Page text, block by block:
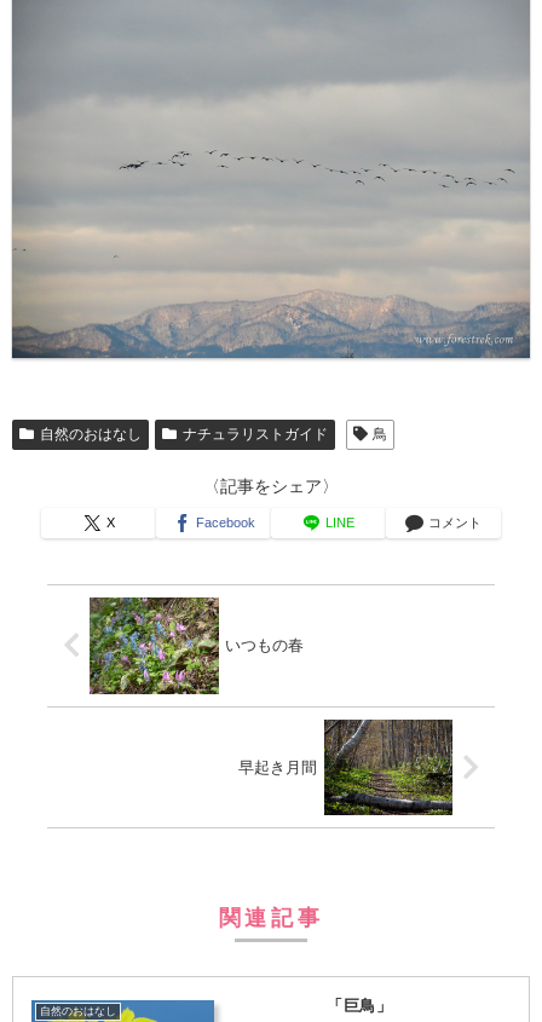
自然のおはなし ナチュラリストガイド 鳥
〈記事をシェア〉
X Facebook LINE コメント
いつもの春
早起き月間
関連記事
自然のおはなし 「巨鳥」